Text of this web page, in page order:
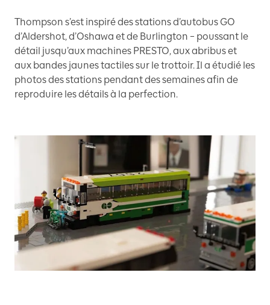
Thompson s’est inspiré des stations d’autobus GO
d’Aldershot, d’Oshawa et de Burlington – poussant le
détail jusqu’aux machines PRESTO, aux abribus et
aux bandes jaunes tactiles sur le trottoir. Il a étudié les
photos des stations pendant des semaines afin de
reproduire les détails à la perfection.